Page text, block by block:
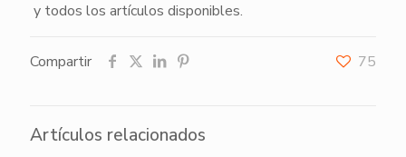
y todos los artículos disponibles.
Compartir 75
Artículos relacionados